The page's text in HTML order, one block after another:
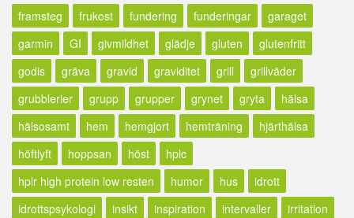
framsteg frukost fundering funderingar
garaget
garmin
GI givmildhet glädje gluten
glutenfritt
godis
gräva gravid graviditet grill
grillväder
grubblerier
grupp grupper grynet gryta
hälsa
hälsosamt
hem hemgjort hemträning
hjärthälsa
höftlyft
hoppsan höst
hplc
hplr high protein low resten
humor hus
idrott
idrottspsykologi
insikt inspiration intervaller
irritation